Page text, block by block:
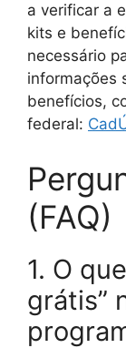
a verificar a
kits e
necessário
informações
benefícios,
federal:
(FAQ)
1. O
grátis”